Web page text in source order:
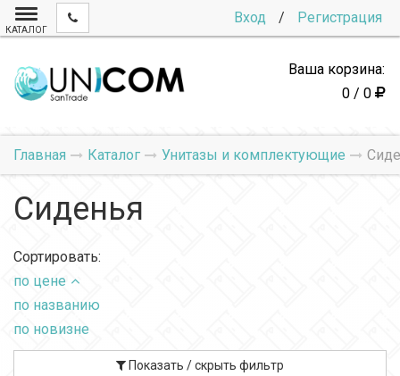
Вход / Регистрация
КАТАЛОГ
Ваша корзина:
0 / 0
Главная Каталог Унитазы и комплектующие
Сиденья
Сортировать:
по цене
по названию
по новизне
Показать / скрыть фильтр